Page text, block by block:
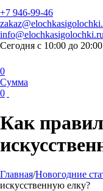
+7 946-99-46
info@elochkasigolochki.ru
Сегодня с 10:00 до 20:00
0
Сумма
0
Как
Главная/Новогодние
искусственную елку?